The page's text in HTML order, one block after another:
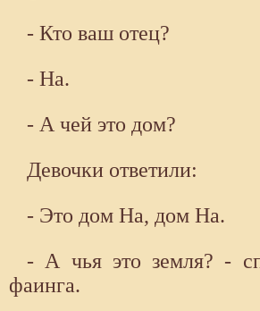
- Кто ваш отец?
- На.
- А чей это дом?
Девочки ответили:
- Это дом На, дом На.
- А чья это земля? -
фаинга.